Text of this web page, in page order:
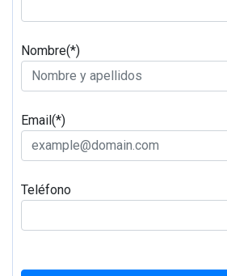
Nombre(*)
Email(*)
Teléfono